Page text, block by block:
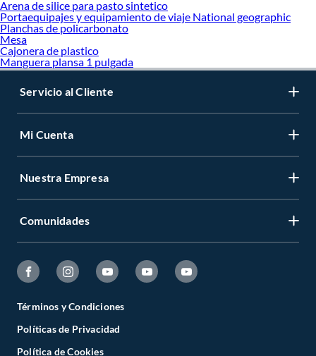
Arena de silice para pasto sintetico
Portaequipajes y equipamiento de viaje National geographic
Planchas de policarbonato
Mesa
Cajonera de plastico
Manguera plansa 1 pulgada
Servicio al Cliente
Mi Cuenta
Nuestra Empresa
Comunidades
Términos y Condiciones
Políticas de Privacidad
Política de Cookies